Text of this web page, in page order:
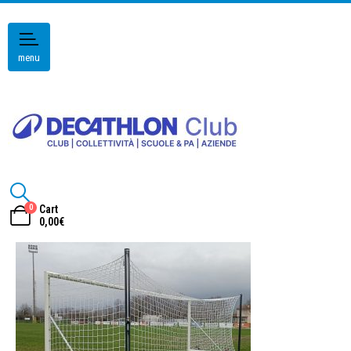
menu
0
Cart
0,00€